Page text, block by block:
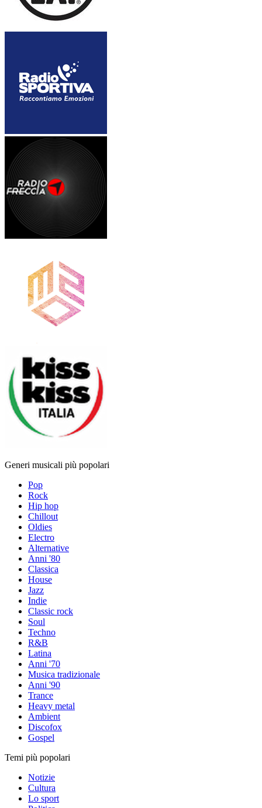
Generi musicali più popolari
Pop
Rock
Hip hop
Chillout
Oldies
Electro
Alternative
Anni '80
Classica
House
Jazz
Indie
Classic rock
Soul
Techno
R&B
Latina
Anni '70
Musica tradizionale
Anni '90
Trance
Heavy metal
Ambient
Discofox
Gospel
Temi più popolari
Notizie
Cultura
Lo sport